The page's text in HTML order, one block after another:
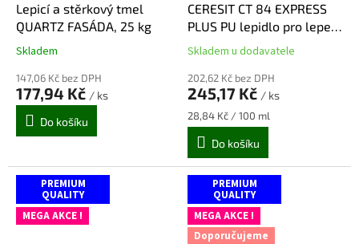
Lepicí a stěrkový tmel
QUARTZ FASÁDA, 25 kg
Průměrné
produktu
je
4,6
Skladem
147,06 Kč bez DPH
177,94 Kč / ks
Do košíku
CERESIT CT 84 EXPRESS
PLUS PU lepidlo pro lepení
EPS desek 850 ml
Průměrné
produktu
je
5,0
z
hvězdiček.
Skladem u dodavatele
202,62 Kč bez DPH
245,17 Kč / ks
Měrná
cena:
28,84 Kč / 100 ml
Do košíku
PREMIUM
QUALITY
MEGA AKCE !
PREMIUM
QUALITY
MEGA AKCE !
Doporučujeme